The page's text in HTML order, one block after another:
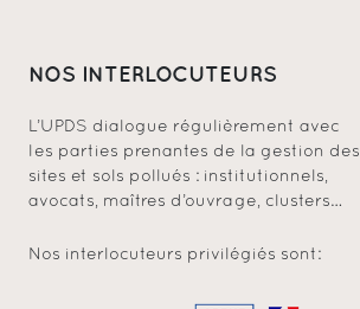
NOS INTERLOCUTEURS
L’UPDS dialogue régulièrement avec
les parties prenantes de la gestion des
sites et sols pollués : institutionnels,
avocats, maîtres d’ouvrage, clusters…
Nos interlocuteurs privilégiés sont: